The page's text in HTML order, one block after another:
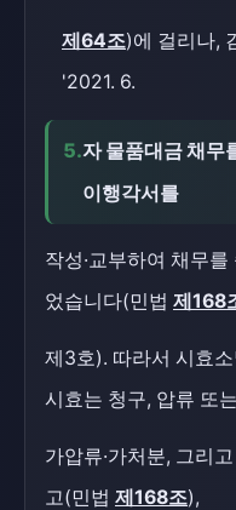
제64조)에 걸리나,
'2021. 6.
5.자 물품대금 채
이행각서를
작성·교부하여 채무
었습니다(민법 제168
제3호). 따라서 시효
시효는 청구, 압류 또는
가압류·가처분, 그리
고(민법 제168조),